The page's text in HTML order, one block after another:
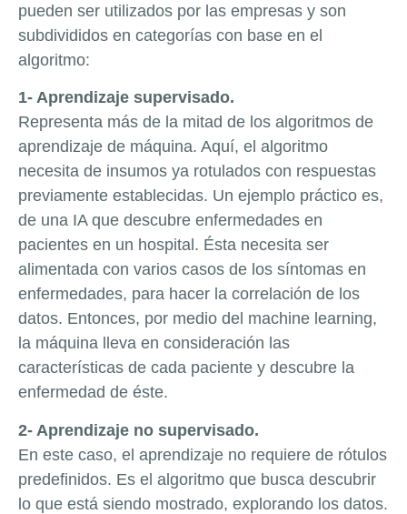
pueden ser utilizados por las empresas y son
subdivididos en categorías con base en el
algoritmo:
1- Aprendizaje supervisado.
Representa más de la mitad de los algoritmos de
aprendizaje de máquina. Aquí, el algoritmo
necesita de insumos ya rotulados con respuestas
previamente establecidas. Un ejemplo práctico es,
de una IA que descubre enfermedades en
pacientes en un hospital. Ésta necesita ser
alimentada con varios casos de los síntomas en
enfermedades, para hacer la correlación de los
datos. Entonces, por medio del machine learning,
la máquina lleva en consideración las
características de cada paciente y descubre la
enfermedad de éste.
2- Aprendizaje no supervisado.
En este caso, el aprendizaje no requiere de rótulos
predefinidos. Es el algoritmo que busca descubrir
lo que está siendo mostrado, explorando los datos.